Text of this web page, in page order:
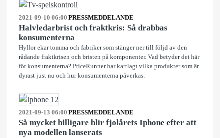
2021-09-10 06:00 PRESSMEDDELANDE
Halvledarbrist och fraktkris: Så drabbas
konsumenterna
Hyllor ekar tomma och fabriker som stänger ner till följd av den
rådande fraktkrisen och bristen på komponenter. Vad betyder det här
för konsumenterna? PriceRunner har kartlagt vilka produkter som är
dyrast just nu och hur konsumenterna påverkas.
2021-09-13 06:00 PRESSMEDDELANDE
Så mycket billigare blir fjolårets Iphone efter att
nya modellen lanserats